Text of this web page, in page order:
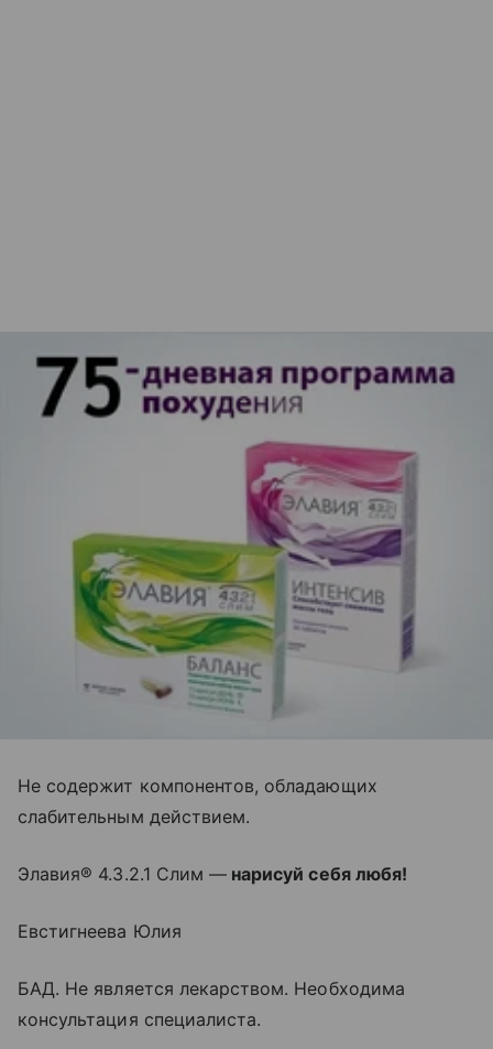
Не содержит компонентов, обладающих
слабительным действием.
Элавия® 4.3.2.1 Слим — нарисуй себя любя!
Евстигнеева Юлия
БАД. Не является лекарством. Необходима
консультация специалиста.